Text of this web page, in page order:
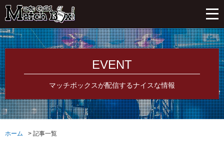
EVENT
マッチボックスが配信するナイスな情報
ホーム 記事一覧